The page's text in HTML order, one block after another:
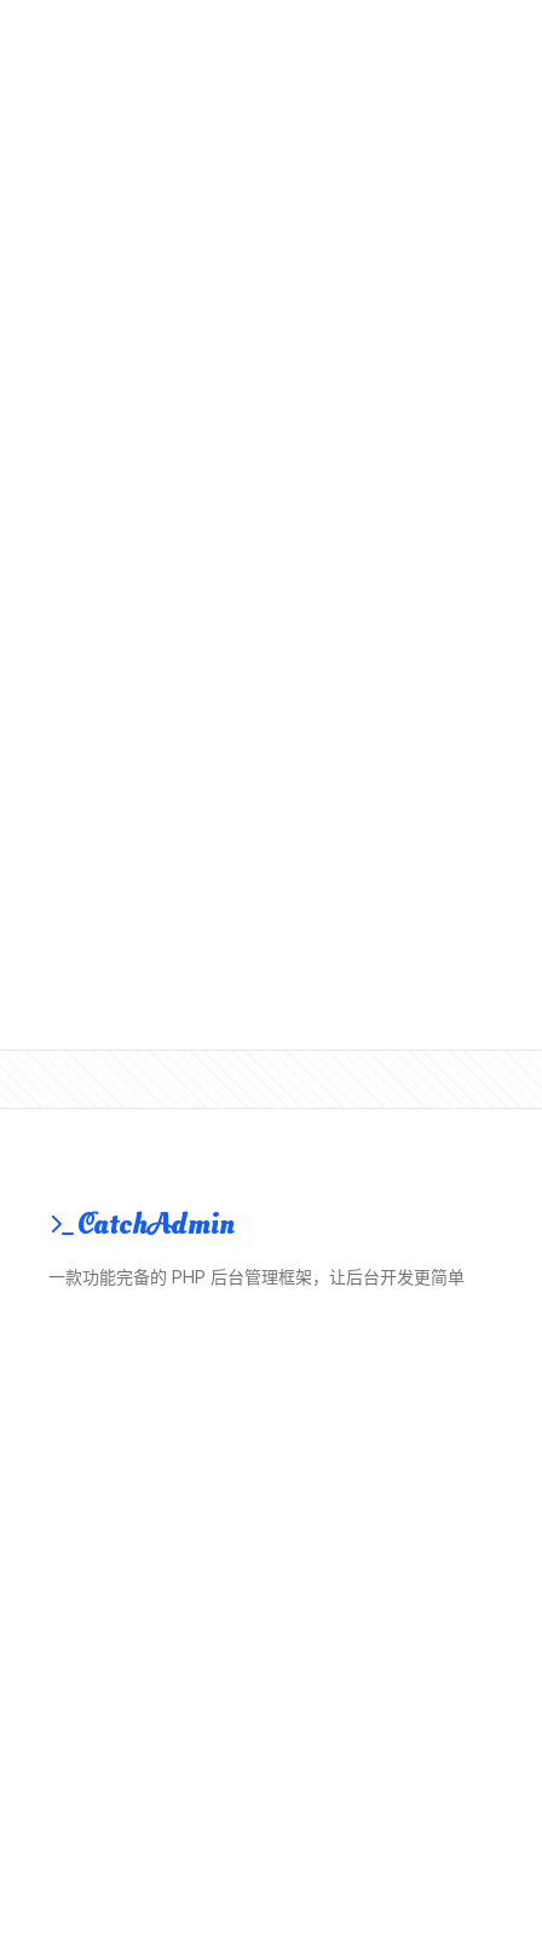
CatchAdmin
一款功能完备的 PHP 后台管理框架，让后台开发更简单